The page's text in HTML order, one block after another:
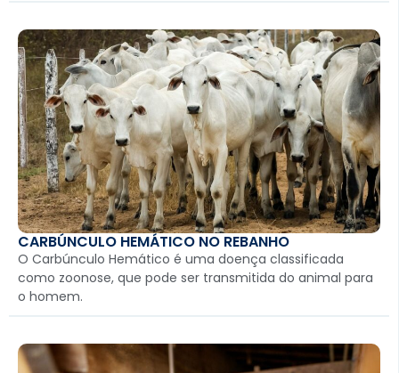
CARBÚNCULO HEMÁTICO NO REBANHO
O Carbúnculo Hemático é uma doença classificada
como zoonose, que pode ser transmitida do animal para
o homem.